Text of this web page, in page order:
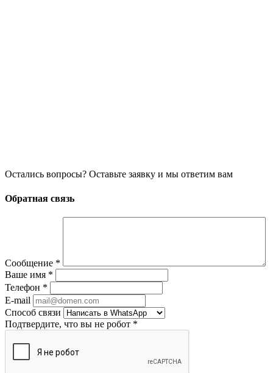
Остались вопросы? Оставьте заявку и мы ответим вам
Обратная связь
Сообщение *
Ваше имя *
Телефон *
E-mail
Способ связи
Подтвердите, что вы не робот *